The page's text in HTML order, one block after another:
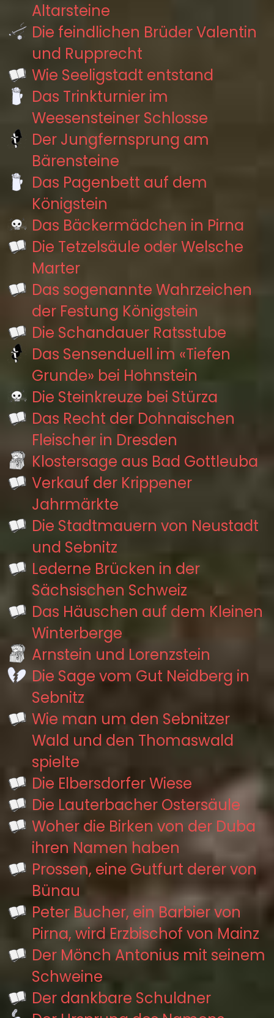
Altarsteine
Die feindlichen Brüder Valentin
und Rupprecht
Wie Seeligstadt entstand
Das Trinkturnier im
Weesensteiner Schlosse
Der Jungfernsprung am
Bärensteine
Das Pagenbett auf dem
Königstein
Das Bäckermädchen in Pirna
Die Tetzelsäule oder Welsche
Marter
Das sogenannte Wahrzeichen
der Festung Königstein
Die Schandauer Ratsstube
Das Sensenduell im «Tiefen
Grunde» bei Hohnstein
Die Steinkreuze bei Stürza
Das Recht der Dohnaischen
Fleischer in Dresden
Klostersage aus Bad Gottleuba
Verkauf der Krippener
Jahrmärkte
Die Stadtmauern von Neustadt
und Sebnitz
Lederne Brücken in der
Sächsischen Schweiz
Das Häuschen auf dem Kleinen
Winterberge
Arnstein und Lorenzstein
Die Sage vom Gut Neidberg in
Sebnitz
Wie man um den Sebnitzer
Wald und den Thomaswald
spielte
Die Elbersdorfer Wiese
Die Lauterbacher Ostersäule
Woher die Birken von der Duba
ihren Namen haben
Prossen, eine Gutfurt derer von
Bünau
Peter Bucher, ein Barbier von
Pirna, wird Erzbischof von Mainz
Der Mönch Antonius mit seinem
Schweine
Der dankbare Schuldner